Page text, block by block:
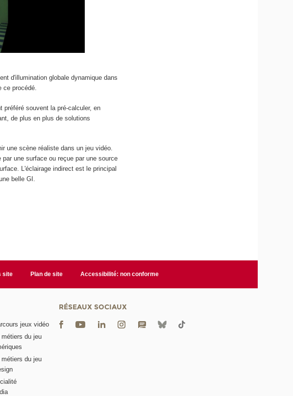
d'illumination globale dynamique dans
ce procédé.
préféré souvent la pré-calculer, en
de plus en plus de solutions
une scène réaliste dans un jeu vidéo.
une surface ou reçue par une source
L'éclairage indirect est le principal
belle GI.
site Plan de site Accessibilité: non conforme
jeux vidéo
métiers du jeu
métiers du jeu
RÉSEAUX SOCIAUX